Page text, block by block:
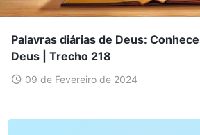
Palavras diárias de Deus:
Deus | Trecho 218
09 de Fevereiro de 2024